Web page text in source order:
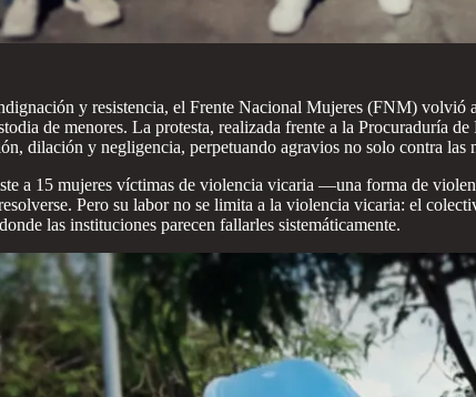
y resistencia, el Frente Nacional Mujeres (FNM) volvió
de menores. La protesta, realizada frente a la Procuraduría
dilación y negligencia, perpetuando agravios no solo contra las
a 15 mujeres víctimas de violencia vicaria —una forma de
Pero su labor no se limita a la violencia vicaria: el
las instituciones parecen fallarles sistemáticamente.